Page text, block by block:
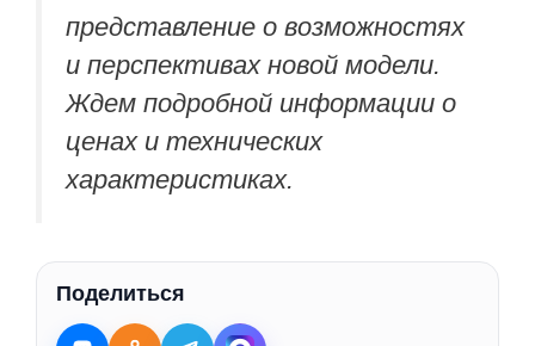
представление о возможностях
и перспективах новой модели.
Ждем подробной информации о
ценах и технических
характеристиках.
Поделиться